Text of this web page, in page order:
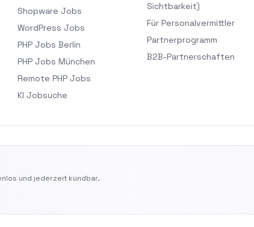
Shopware Jobs
WordPress Jobs
PHP Jobs Berlin
PHP Jobs München
Remote PHP Jobs
KI Jobsuche
Sichtbarkeit)
Für Personalvermittler
Partnerprogramm
B2B-Partnerschaften
und jederzeit kündbar.